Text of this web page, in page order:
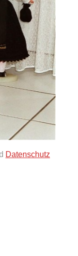
Datenschutz